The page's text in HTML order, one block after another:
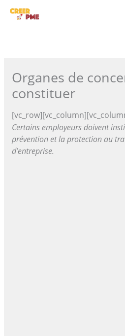
Organes de
constituer
Certains employeurs doivent
prévention et la protection au
d’entreprise.